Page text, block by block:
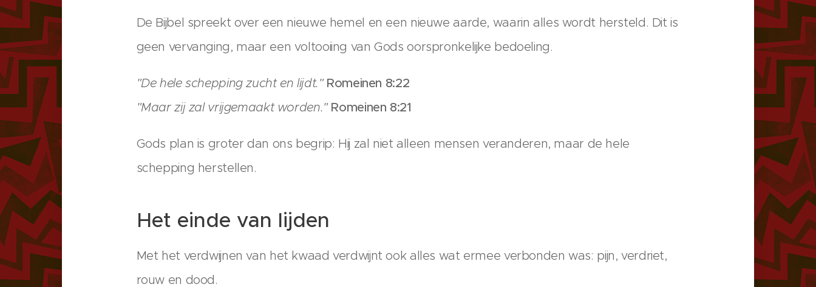
De Bijbel spreekt over een nieuwe hemel en een nieuwe aarde, waarin alles wordt hersteld. Dit is
geen vervanging, maar een voltooiing van Gods oorspronkelijke bedoeling.
"De hele schepping zucht en lijdt." Romeinen 8:22
"Maar zij zal vrijgemaakt worden." Romeinen 8:21
Gods plan is groter dan ons begrip: Hij zal niet alleen mensen veranderen, maar de hele
schepping herstellen.
Het einde van lijden
Met het verdwijnen van het kwaad verdwijnt ook alles wat ermee verbonden was: pijn, verdriet,
rouw en dood.